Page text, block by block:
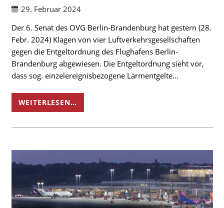
29. Februar 2024
Der 6. Senat des OVG Berlin-Brandenburg hat gestern (28.
Febr. 2024) Klagen von vier Luftverkehrsgesellschaften
gegen die Entgeltordnung des Flughafens Berlin-
Brandenburg abgewiesen. Die Entgeltordnung sieht vor,
dass sog. einzelereignisbezogene Lärmentgelte…
WEITERLESEN…